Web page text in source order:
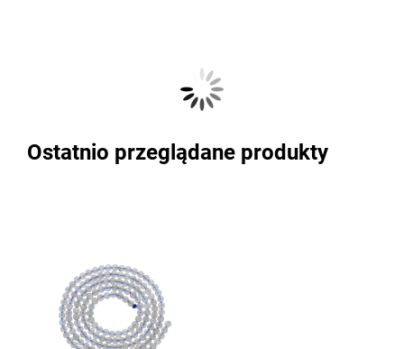
Ostatnio przeglądane produkty